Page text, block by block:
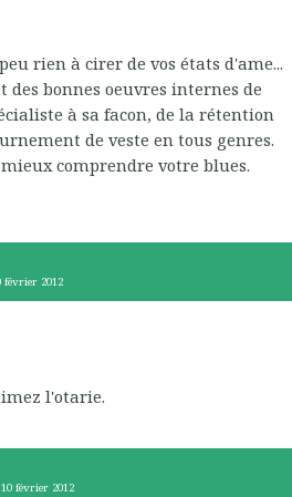
rien à cirer de vos états d'ame...
bonnes oeuvres internes de
à sa facon, de la rétention
de veste en tous genres.
comprendre votre blues.
février 2012
l'otarie.
février 2012